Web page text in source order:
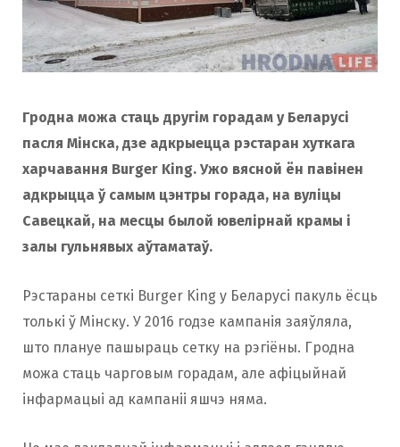
Гродна можа стаць другім горадам у Беларусі
пасля Мінска, дзе адкрыецца рэстаран хуткага
харчавання Burger King. Ужо вясной ён павінен
адкрыцца ў самым цэнтры горада, на вуліцы
Савецкай, на месцы былой ювелірнай крамы і
залы гульнявых аўтаматаў.
Рэстараны сеткі Burger King у Беларусі пакуль ёсць
толькі ў Мінску. У 2016 годзе кампанія заяўляла,
што плануе пашыраць сетку на рэгіёны. Гродна
можа стаць чарговым горадам, але афіцыйнай
інфармацыі ад кампаніі яшчэ няма.